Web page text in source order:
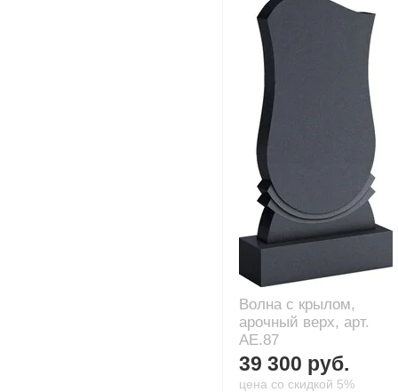
Волна с крылом,
арочный верх, арт.
AE.87
39 300 руб.
цена со скидкой 5%